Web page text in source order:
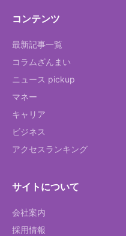
コンテンツ
最新記事一覧
コラムざんまい
ニュース pickup
マネー
キャリア
ビジネス
アクセスランキング
サイトについて
会社案内
採用情報